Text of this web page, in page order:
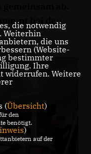
ab.
bei den
die notwendig
Weiterhin
die uns
(Website-
bestimmter
Ihre
widerrufen. Weitere
(Übersicht)
den
benötigt.
)
auf der